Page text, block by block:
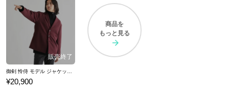
御剣 怜侍 モデル ジャケット 「逆転裁判」シリーズ
¥20,900
商品を
もっと見る